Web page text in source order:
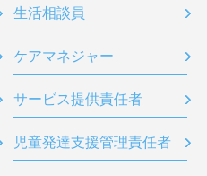
生活相談員
ケアマネジャー
サービス提供責任者
児童発達支援管理責任者